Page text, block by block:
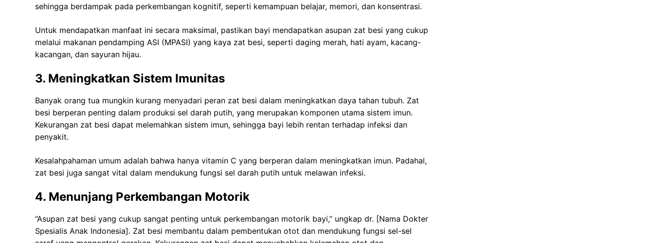
sehingga berdampak pada perkembangan kognitif, seperti kemampuan belajar, memori, dan konsentrasi.
Untuk mendapatkan manfaat ini secara maksimal, pastikan bayi mendapatkan asupan zat besi yang cukup
melalui makanan pendamping ASI (MPASI) yang kaya zat besi, seperti daging merah, hati ayam, kacang-
kacangan, dan sayuran hijau.
3. Meningkatkan Sistem Imunitas
Banyak orang tua mungkin kurang menyadari peran zat besi dalam meningkatkan daya tahan tubuh. Zat
besi berperan penting dalam produksi sel darah putih, yang merupakan komponen utama sistem imun.
Kekurangan zat besi dapat melemahkan sistem imun, sehingga bayi lebih rentan terhadap infeksi dan
penyakit.
Kesalahpahaman umum adalah bahwa hanya vitamin C yang berperan dalam meningkatkan imun. Padahal,
zat besi juga sangat vital dalam mendukung fungsi sel darah putih untuk melawan infeksi.
4. Menunjang Perkembangan Motorik
“Asupan zat besi yang cukup sangat penting untuk perkembangan motorik bayi,” ungkap dr. [Nama Dokter
Spesialis Anak Indonesia]. Zat besi membantu dalam pembentukan otot dan mendukung fungsi sel-sel